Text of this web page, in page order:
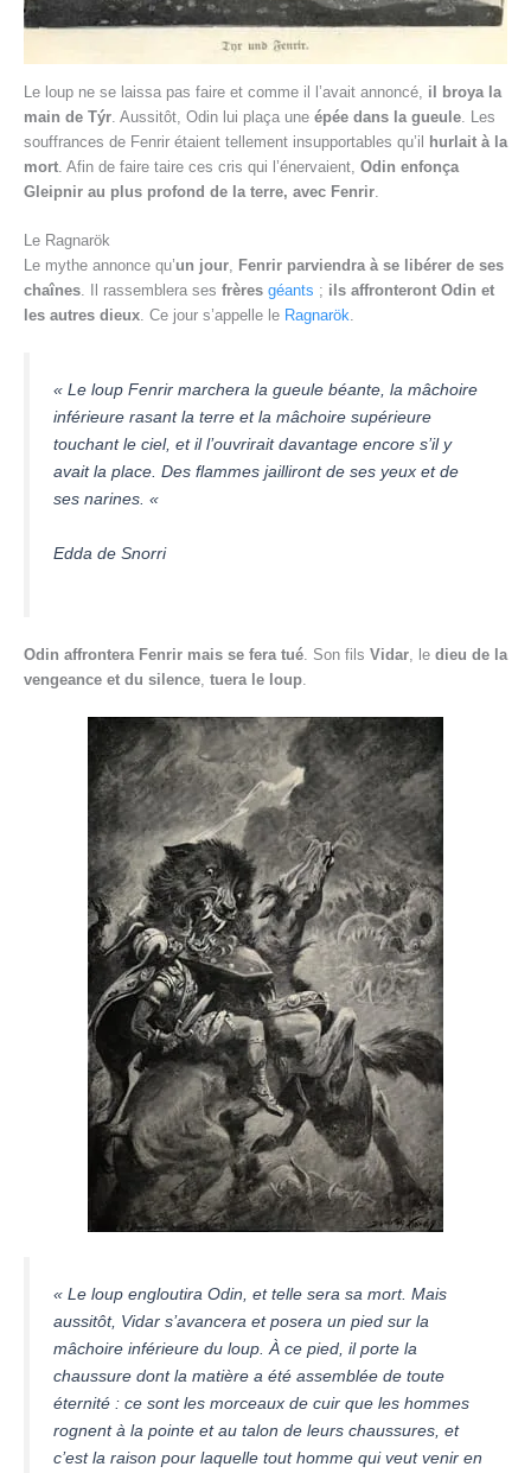
Le loup ne se laissa pas faire et comme il l’avait annoncé, il broya la
main de Týr . Aussitôt, Odin lui plaça une épée dans la gueule . Les
souffrances de Fenrir étaient tellement insupportables qu’il hurlait à la
mort . Afin de faire taire ces cris qui l’énervaient, Odin enfonça
Gleipnir au plus profond de la terre, avec Fenrir
Le Ragnarök
Le mythe annonce qu’un jour, Fenrir parviendra à se libérer de ses
chaînes. Il rassemblera ses frères géants ; ils affronteront Odin et
les autres dieux. Ce jour s’appelle le Ragnarök.
« Le loup Fenrir marchera la gueule béante, la mâchoire
inférieure rasant la terre et la mâchoire supérieure
touchant le ciel, et il l’ouvrirait davantage encore s’il y
avait la place. Des flammes jailliront de ses yeux et de
ses narines. «
Edda de Snorri
Odin affrontera Fenrir mais se fera tué. Son fils Vidar, le dieu de la
vengeance et du silence, tuera le loup.
« Le loup engloutira Odin, et telle sera sa mort. Mais
aussitôt, Vidar s’avancera et posera un pied sur la
mâchoire inférieure du loup. À ce pied, il porte la
chaussure dont la matière a été assemblée de toute
éternité : ce sont les morceaux de cuir que les hommes
rognent à la pointe et au talon de leurs chaussures, et
c’est la raison pour laquelle tout homme qui veut venir en